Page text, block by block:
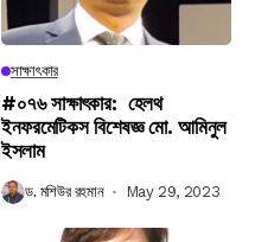
সাক্ষাৎকার
#০৭৬ সাক্ষাৎকার: হেলথ
ইনফরমেটিকস বিশেষজ্ঞ মো. আমিনুল
ইসলাম
ড. মশিউর রহমান May 29, 2023